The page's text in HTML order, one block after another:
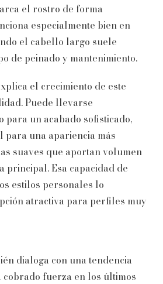
el rostro de forma
especialmente bien en
el cabello largo suele
de peinado y mantenimiento.
el crecimiento de este
Puede llevarse
para un acabado sofisticado,
una apariencia más
suaves que aportan volumen
Esa capacidad de
estilos personales lo
atractiva para perfiles muy
dialoga con una tendencia
cobrado fuerza en los últimos